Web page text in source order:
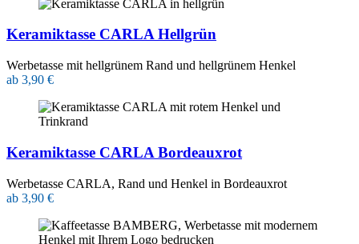
Keramiktasse CARLA Hellgrün
Werbetasse mit hellgrünem Rand und hellgrünem Henkel
ab 3,90 €
Keramiktasse CARLA Bordeauxrot
Werbetasse CARLA, Rand und Henkel in Bordeauxrot
ab 3,90 €